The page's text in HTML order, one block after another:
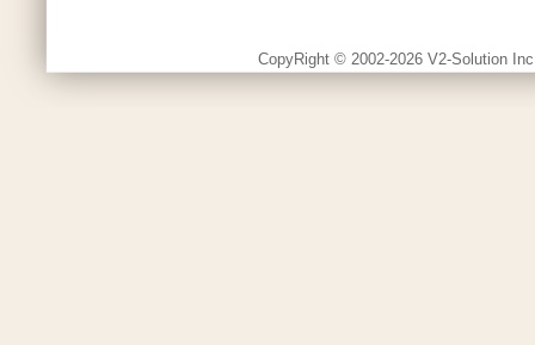
CopyRight © 2002-2026 V2-Solution